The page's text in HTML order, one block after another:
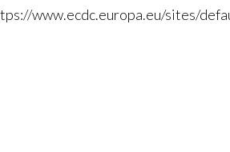
www.ecdc.europa.eu/sites/